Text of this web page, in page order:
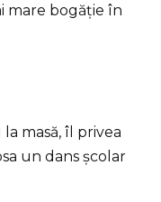
mare bogăție în
masă, îl privea
un dans școlar